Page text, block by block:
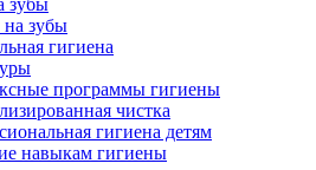
зубы
зубы
гигиена
программы гигиены
чистка
гигиена детям
навыкам гигиены